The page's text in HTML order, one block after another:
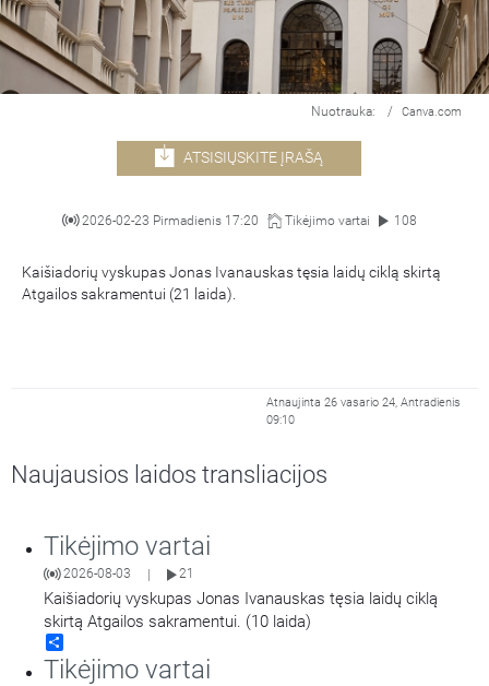
Nuotrauka: / Canva.com
ATSISIŲSKITE ĮRAŠĄ
2026-02-23 Pirmadienis 17:20 Tikėjimo vartai 108
Kaišiadorių vyskupas Jonas Ivanauskas tęsia laidų ciklą skirtą
Atgailos sakramentui (21 laida).
Atnaujinta 26 vasario 24, Antradienis
09:10
Naujausios laidos transliacijos
Tikėjimo vartai
2026-08-03 21
Kaišiadorių vyskupas Jonas Ivanauskas tęsia laidų ciklą
skirtą Atgailos sakramentui. (10 laida)
Tikėjimo vartai